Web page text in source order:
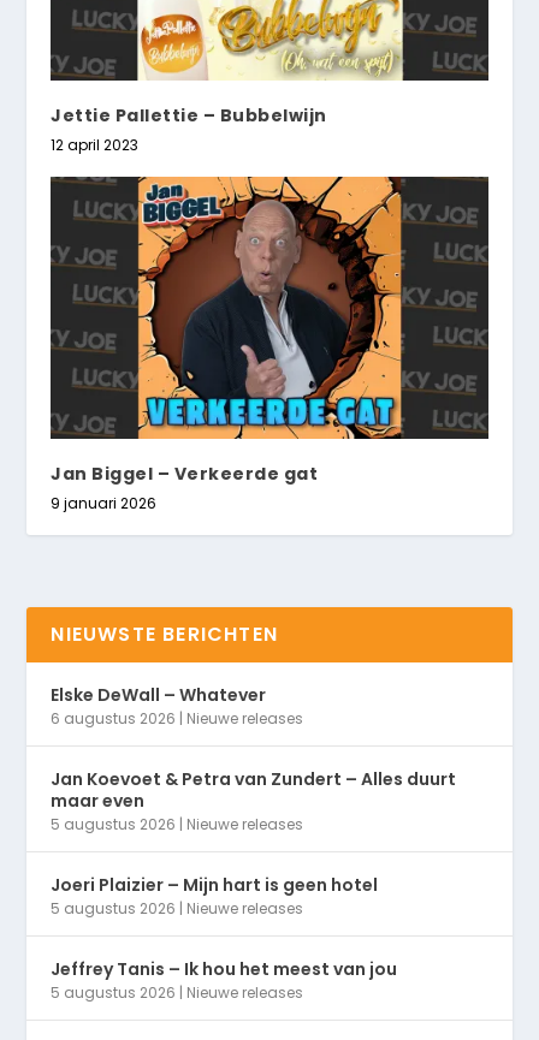
Jettie Pallettie – Bubbelwijn
12 april 2023
Jan Biggel – Verkeerde gat
9 januari 2026
NIEUWSTE BERICHTEN
Elske DeWall – Whatever
6 augustus 2026 | Nieuwe releases
Jan Koevoet & Petra van Zundert – Alles duurt
maar even
5 augustus 2026 | Nieuwe releases
Joeri Plaizier – Mijn hart is geen hotel
5 augustus 2026 | Nieuwe releases
Jeffrey Tanis – Ik hou het meest van jou
5 augustus 2026 | Nieuwe releases